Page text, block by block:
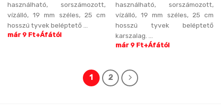
használható, sorszámozott,
vízálló, 19 mm széles, 25 cm
hosszú tyvek beléptető ...
már 9 Ft+Áfától
használható, sorszámozott,
vízálló, 19 mm széles, 25 cm
hosszú tyvek beléptető
karszalag. ...
már 9 Ft+Áfától
1 2